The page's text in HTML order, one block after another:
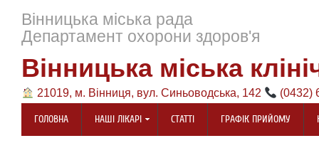
Вінницька міська рада
Департамент охорони здоров'я
Вінницька міська
21019, м. Вінниця, вул. Синьоводська, 142 (0432)
ГОЛОВНА НАШІ ЛІКАРІ СТАТТІ ГРАФІК ПРИЙОМУ